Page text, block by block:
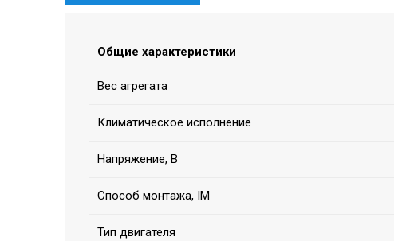
Общие характеристики
Вес агрегата
Климатическое исполнение
Напряжение, В
Способ монтажа, IM
Тип двигателя